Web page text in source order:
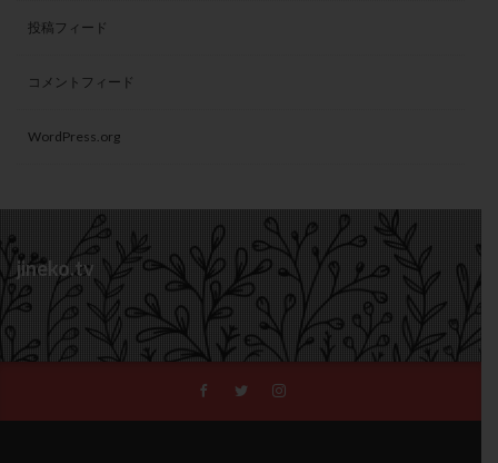
投稿フィード
コメントフィード
WordPress.org
jineko.tv